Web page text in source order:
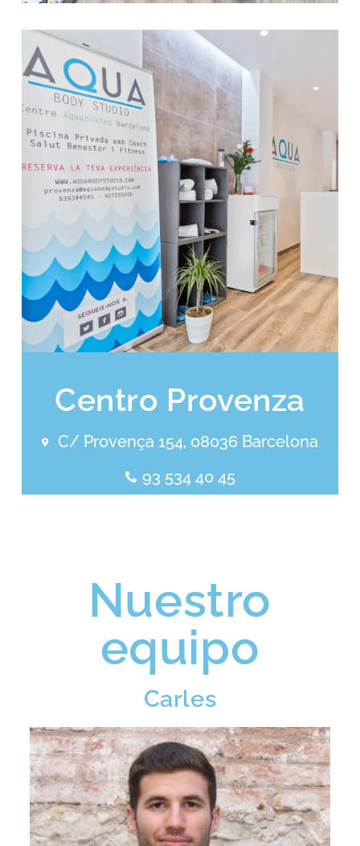
Centro Provenza
C/ Provença 154, 08036 Barcelona
93 534 40 45
Nuestro
equipo
Carles